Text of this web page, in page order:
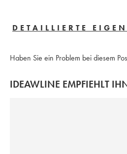
DETAILLIERTE
Haben Sie ein Problem bei diesem
IDEAWLINE EMPFIEHLT